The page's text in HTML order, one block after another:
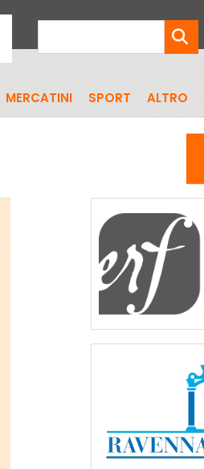
MERCATINI SPORT ALTRO